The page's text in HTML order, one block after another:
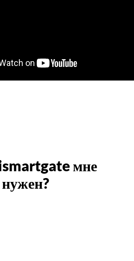
мне
нужен?